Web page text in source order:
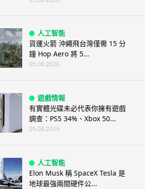
人工智能
貨運火箭 沖繩飛台灣僅需 15 分
鐘 Hop Aero 將 5...
05.08.2026
遊戲情報
有實體光碟未必代表你擁有遊戲
調查：PS5 34%、Xbox 50...
05.08.2026
人工智能
Elon Musk 稱 SpaceX Tesla 是
地球最強兩間硬件公...